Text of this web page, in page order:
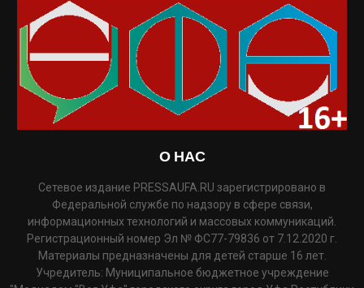
О НАС
Сетевое издание PRESSAUFA.RU зарегистрировано в
Федеральной службе по надзору в сфере связи,
информационных технологий и массовых коммуникаций.
Регистрационный номер Эл № ФС77-79836 от 7.12.2020 г.
Материалы предназначены для детей старше 16 лет.
Учредитель: Муниципальное бюджетное учреждение